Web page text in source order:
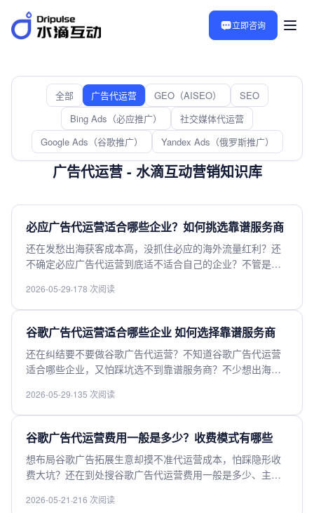
立即咨询
全部 广告代运营 GEO（AISEO）
SEO
Bing Ads（必应推广）
社交媒体代运营
Google Ads（谷歌推广）
Yandex Ads（俄罗斯推广）
广告代运营 - 水滴互动营销知识库
必应广告代运营适合哪些企业？如何挑选靠谱服务商
还在发愁出海获客成本高，没抓住必应的海外流量红利？还
不确定必应广告代运营到底适不适合自己的企业？不管是做
小商家，都能对应参考。不少企业找代运营踩过不少坑，本
文整理了适配企业清单，还有挑选靠谱服务商的实用避坑技
巧，帮你少花冤枉钱快速起量，快来了解。
2026-05-29·178 次阅读
谷歌广告代运营适合哪些企业 如何选择靠谱服务商
还在纠结要不要做谷歌广告代运营？不知道谷歌广告代运营
适合哪些企业，又怕踩坑选不到靠谱服务商？不少想出海拓
白烧钱还耽误出海拓展进度。本文整理了谷歌广告代运营的
适配企业范围，还分享了筛选靠谱服务商的核心判断标准，
帮你避坑降成本，拿到高质量转化。
2026-05-29·135 次阅读
谷歌广告代运营费用一般是多少？收费模式有哪些
想布局谷歌广告拓展生意却摸不准代运营成本，怕踩隐形收
费大坑？还在到处搜谷歌广告代运营费用一般是多少、主流
费范围，拆解了固定服务费、按消耗佣金、按效果付费等模
2026-05-21 ·216 次阅读